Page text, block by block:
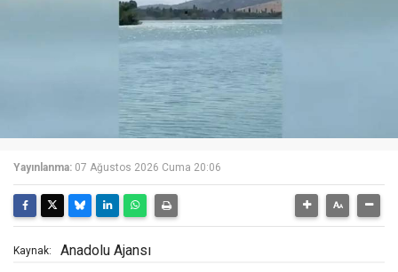
Yayınlanma: 07 Ağustos 2026 Cuma 20:06
Kaynak: Anadolu Ajansı